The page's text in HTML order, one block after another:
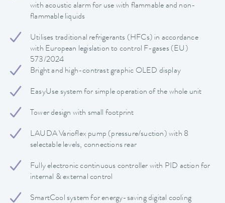
with acoustic alarm for use with flammable and non-
flammable liquids
Utilises traditional refrigerants (HFCs) in accordance
with European legislation to control F-gases (EU)
573/2024
Bright and high-contrast graphic OLED display
EasyUse system for simple operation of the whole unit
Tower design with small footprint
LAUDA Varioflex pump (pressure/suction) with 8
selectable levels, connections rear
Fully electronic continuous controller with PID action for
internal & external control
SmartCool system for energy-saving digital cooling